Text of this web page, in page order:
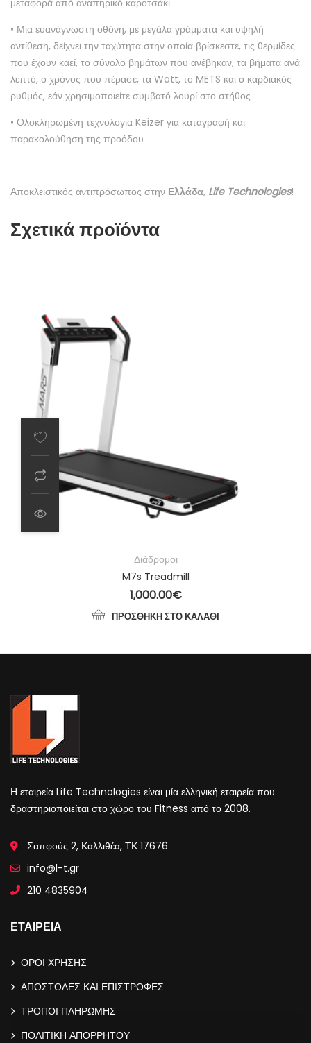
• Μια ευανάγνωστη οθόνη, με μεγάλα γράμματα και υψηλή
αντίθεση, δείχνει την ταχύτητα στην οποία βρίσκεστε, τις θερμίδες
που έχουν καεί, το σύνολο βημάτων που ανέβηκαν, τα βήματα ανά
λεπτό, ο χρόνος που πέρασε, τα Watt, το METS και ο καρδιακός
ρυθμός, εάν χρησιμοποιείτε συμβατό λουρί στο στήθος
• Ολοκληρωμένη τεχνολογία Keizer για καταγραφή και
παρακολούθηση της προόδου
Αποκλειστικός αντιπρόσωπος στην Ελλάδα, Life Technologies!
Σχετικά προϊόντα
Διάδρομοι
M7s Treadmill
1,000.00€
ΠΡΟΣΘΉΚΗ ΣΤΟ ΚΑΛΆΘΙ
Η εταιρεία Life Technologies είναι μία ελληνική εταιρεία που
δραστηριοποιείται στο χώρο του Fitness από το 2008.
Σαπφούς 2, Καλλιθέα, ΤΚ 17676
info@l-t.gr
210 4835904
ΕΤΑΙΡΕΙΑ
ΟΡΟΙ ΧΡΗΣΗΣ
ΑΠΟΣΤΟΛΕΣ ΚΑΙ ΕΠΙΣΤΡΟΦΕΣ
ΤΡΟΠΟΙ ΠΛΗΡΩΜΗΣ
ΠΟΛΙΤΙΚΗ ΑΠΟΡΡΗΤΟΥ